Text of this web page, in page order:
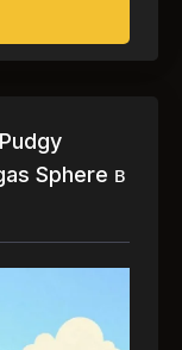
Продажі NFT
Pudgy
Sphere в